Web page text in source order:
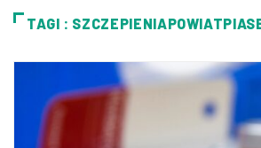
Pomniejsz
TAGI :